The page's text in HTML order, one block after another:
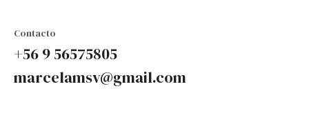
Contacto
+56 9 56575805
marcelamsv@gmail.com